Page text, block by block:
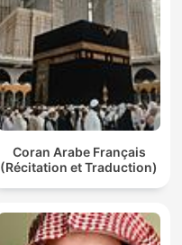
Coran Arabe Français
(Récitation et Traduction)